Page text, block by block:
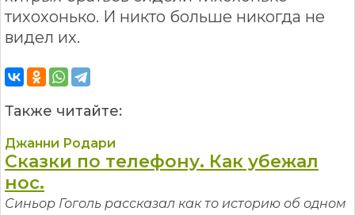
тихохонько. И никто больше никогда не
видел их.
Также читайте:
Джанни Родари
Сказки по телефону. Как убежал
нос.
Синьор Гоголь рассказал как то историю об одном